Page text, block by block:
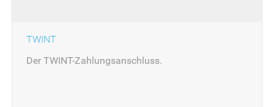
TWINT
Der TWINT-Zahlungsanschluss.